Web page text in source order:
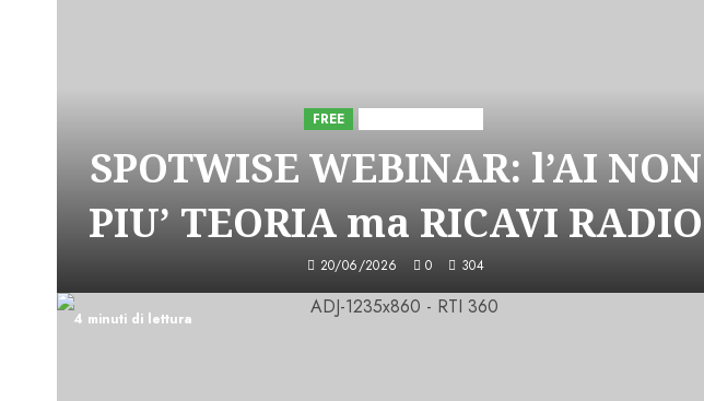
FREE
SPOTWISE WEBINAR: l’AI NON
PIU’ TEORIA ma RICAVI RADIO
20/06/2026 0 304
4 minuti di lettura